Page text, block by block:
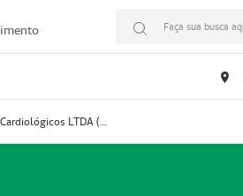
Faça sua busca
Prestador Decordis Exames Cardiológicos LTDA (51004347-4)